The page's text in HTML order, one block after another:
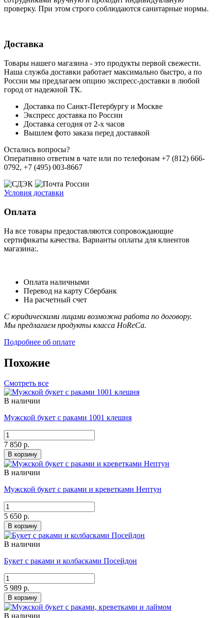
проверку. При этом строго соблюдаются санитарные нормы.
Доставка
Товары нашего магазина - это продукты первой свежести.
Наша служба доставки работает максимально быстро, а по
России мы предлагаем опцию экспресс-доставки в любой
город от надежной ТК.
Доставка по Санкт-Петербургу и Москве
Экспресс доставка по России
Доставка сегодня от 2-х часов
Вышлем фото заказа перед доставкой
Остались вопросы?
Оперативно ответим в чате или по телефонам +7 (812) 666-
0792, +7 (495) 003-8667
Условия доставки
Оплата
На все товары предоставляются сопровождающие
сертификаты качества. Варианты оплаты для клиентов
магазина:.
Оплата наличными
Перевод на карту Сбербанк
На расчетный счет
С юридическими лицами возможна работа по договору.
Мы предлагаем продукты класса HoReCa.
Подробнее об оплате
Похожие
Смотреть все
В наличии
Мужской букет с раками 1001 клешня
7 850 р.
В корзину
В наличии
Мужской букет с раками и креветками Нептун
5 650 р.
В корзину
В наличии
Букет с раками и колбасками Посейдон
5 989 р.
В корзину
В наличии